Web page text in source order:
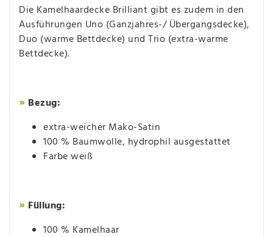
Die Kamelhaardecke Brilliant gibt es zudem in den
Ausführungen Uno (Ganzjahres-/ Übergangsdecke),
Duo (warme Bettdecke) und Trio (extra-warme
Bettdecke).
» Bezug:
extra-weicher Mako-Satin
100 % Baumwolle, hydrophil ausgestattet
Farbe weiß
» Füllung:
100 % Kamelhaar